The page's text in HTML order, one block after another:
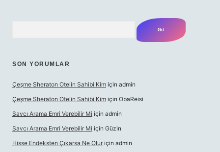
SON YORUMLAR
Çeşme Sheraton Otelin Sahibi Kim için admin
Çeşme Sheraton Otelin Sahibi Kim için ObaReisi
Savcı Arama Emri Verebilir Mi için admin
Savcı Arama Emri Verebilir Mi için Güzin
Hisse Endeksten Çıkarsa Ne Olur için admin